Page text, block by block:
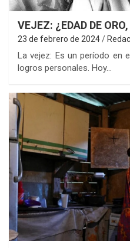
VEJEZ: ¿EDAD DE
23 de febrero de 2024
La vejez: Es un período en
logros personales. Hoy…